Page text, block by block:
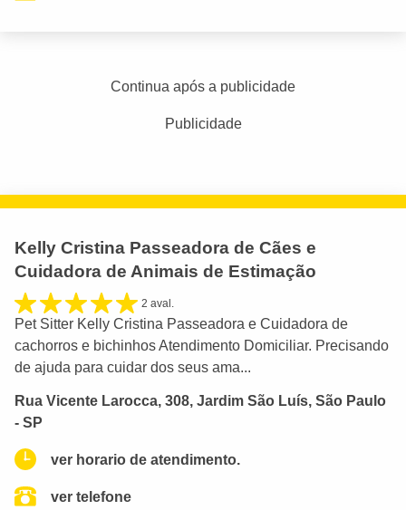
Continua após a publicidade
Publicidade
Kelly Cristina Passeadora de Cães e
Cuidadora de Animais de Estimação
2 aval.
Pet Sitter Kelly Cristina Passeadora e Cuidadora de
cachorros e bichinhos Atendimento Domiciliar. Precisando
de ajuda para cuidar dos seus ama...
Rua Vicente Larocca, 308, Jardim São Luís, São Paulo
- SP
ver horario de atendimento.
ver telefone